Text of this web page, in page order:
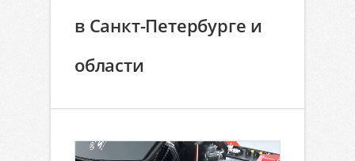
в Санкт-Петербурге и
области